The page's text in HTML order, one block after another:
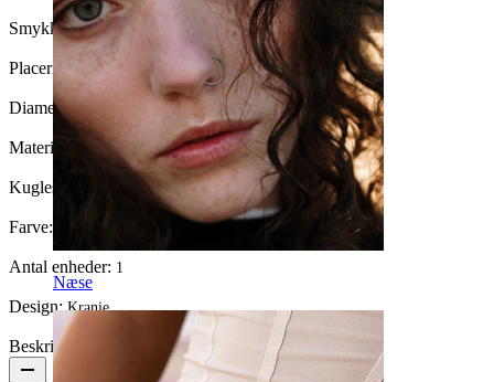
Næse
Smykketype:Ring
Placering: Septum, Nipple, Intimate
Diameter:12 mm
Materiale: Kirurgisk stål / Messing
Kuglestørrelse: 8 mm.
Farve:
Antal enheder: 1
Design:Kranie
Beskrivelse